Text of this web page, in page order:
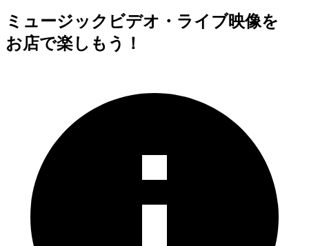
ミュージックビデオ・ライブ映像を
お店で楽しもう！